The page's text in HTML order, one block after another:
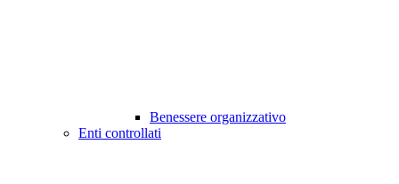
Benessere organizzativo
Enti controllati